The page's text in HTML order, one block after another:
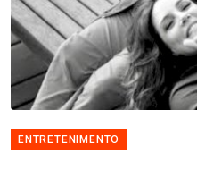
ENTRETENIMENTO